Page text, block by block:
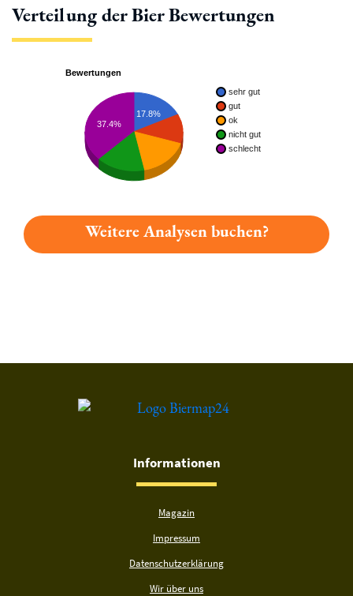
Verteilung der Bier Bewertungen
Bewertungen
sehr gut
gut
ok
nicht gut
schlecht
17.8%
37.4%
Weitere Analysen buchen?
Informationen
Magazin
Impressum
Datenschutzerklärung
Wir über uns